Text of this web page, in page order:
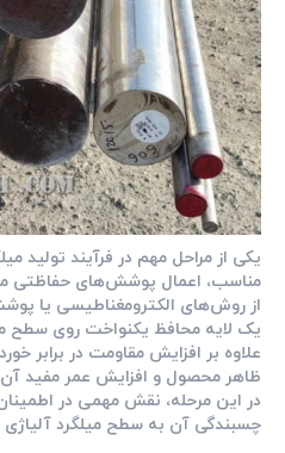
مناسب، اعمال پوشش‌های حفاظتی
از روش‌های الکترومغناطیسی یا
یک لایه محافظ یکنواخت روی سطح
علاوه بر افزایش مقاومت در برابر
ظاهر محصول و افزایش عمر مفید
در این مرحله، نقش مهمی در
چسبندگی آن به سطح میلگرد آلیاژی CK45 قیمت مناسب دارد.